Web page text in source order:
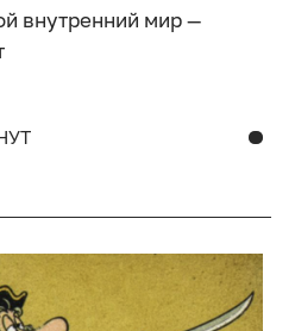
внутренний мир —